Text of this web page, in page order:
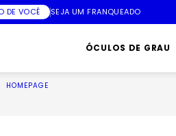
DE VOCÊ SEJA UM FRANQUEADO
ÓCULOS DE GRAU
HOMEPAGE